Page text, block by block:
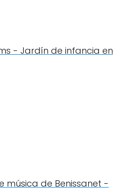
- Jardín de infancia en
música de Benissanet -